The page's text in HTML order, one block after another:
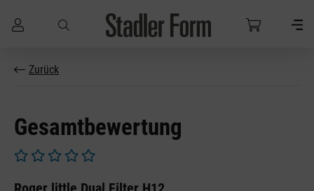
Zum Hauptinhalt springen
Zurück
Gesamtbewertung